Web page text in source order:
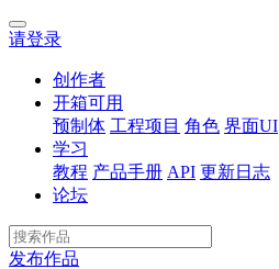
请登录
创作者
开箱可用
预制体 工程项目 角色 界面UI
学习
教程 产品手册 API 更新日志
论坛
发布作品